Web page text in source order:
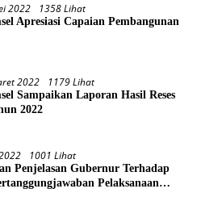
2022 1358 Lihat
Apresiasi Capaian Pembangunan
2022 1179 Lihat
Sampaikan Laporan Hasil Reses
2022
1001 Lihat
Penjelasan Gubernur Terhadap
Pelaksanaan